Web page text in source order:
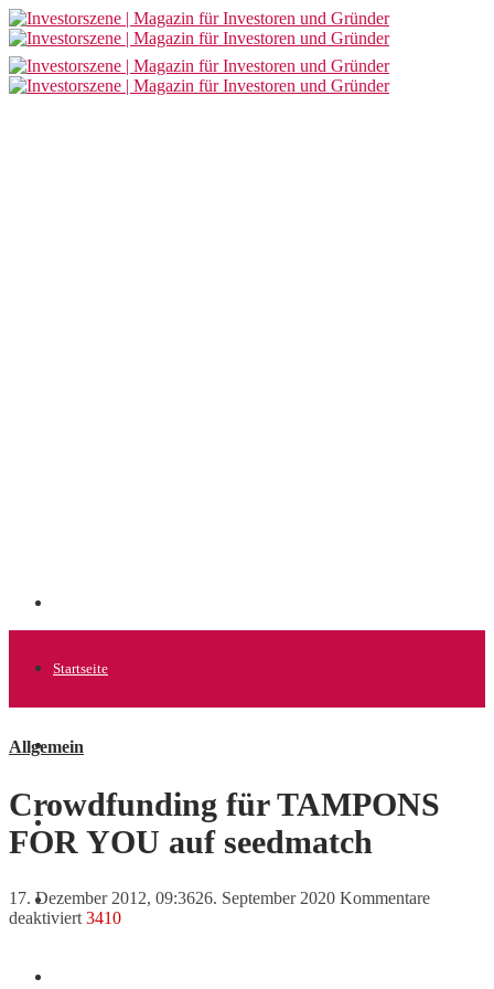
Startseite
Allgemein
News
Allgemein
Crowdfunding für TAMPONS
FOR YOU auf seedmatch
17. Dezember 2012, 09:3626. September 2020 Kommentare
deaktiviertfür
3410